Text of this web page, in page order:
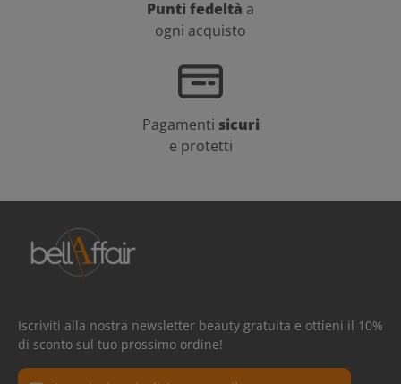
Punti fedeltà a
ogni acquisto
Pagamenti sicuri
e protetti
Iscriviti alla nostra newsletter beauty gratuita e ottieni il 10%
di sconto sul tuo prossimo ordine!
Indirizzo e-mail*